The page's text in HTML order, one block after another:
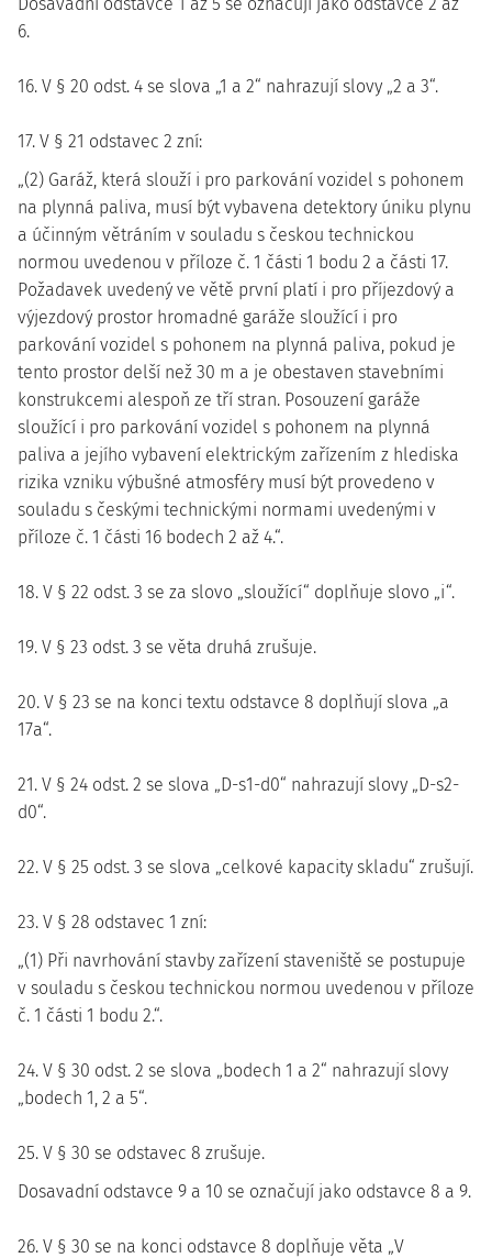
6.
16. V § 20 odst. 4 se slova „1 a 2“ nahrazují slovy „2 a 3“.
17. V § 21 odstavec 2 zní:
„(2) Garáž, která slouží i pro parkování vozidel s pohonem
na plynná paliva, musí být vybavena detektory úniku plynu
a účinným větráním v souladu s českou technickou
normou uvedenou v příloze č. 1 části 1 bodu 2 a části 17.
Požadavek uvedený ve větě první platí i pro příjezdový a
výjezdový prostor hromadné garáže sloužící i pro
parkování vozidel s pohonem na plynná paliva, pokud je
tento prostor delší než 30 m a je obestaven stavebními
konstrukcemi alespoň ze tří stran. Posouzení garáže
sloužící i pro parkování vozidel s pohonem na plynná
paliva a jejího vybavení elektrickým zařízením z hlediska
rizika vzniku výbušné atmosféry musí být provedeno v
souladu s českými technickými normami uvedenými v
příloze č. 1 části 16 bodech 2 až 4.“.
18. V § 22 odst. 3 se za slovo „sloužící“ doplňuje slovo „i“.
19. V § 23 odst. 3 se věta druhá zrušuje.
20. V § 23 se na konci textu odstavce 8 doplňují slova „a
17a“.
21. V § 24 odst. 2 se slova „D-s1-d0“ nahrazují slovy „D-s2-
d0“.
22. V § 25 odst. 3 se slova „celkové kapacity skladu“ zrušují.
23. V § 28 odstavec 1 zní:
„(1) Při navrhování stavby zařízení staveniště se postupuje
v souladu s českou technickou normou uvedenou v příloze
č. 1 části 1 bodu 2.“.
24. V § 30 odst. 2 se slova „bodech 1 a 2“ nahrazují slovy
„bodech 1, 2 a 5“.
25. V § 30 se odstavec 8 zrušuje.
Dosavadní odstavce 9 a 10 se označují jako odstavce 8 a 9.
26. V § 30 se na konci odstavce 8 doplňuje věta „V